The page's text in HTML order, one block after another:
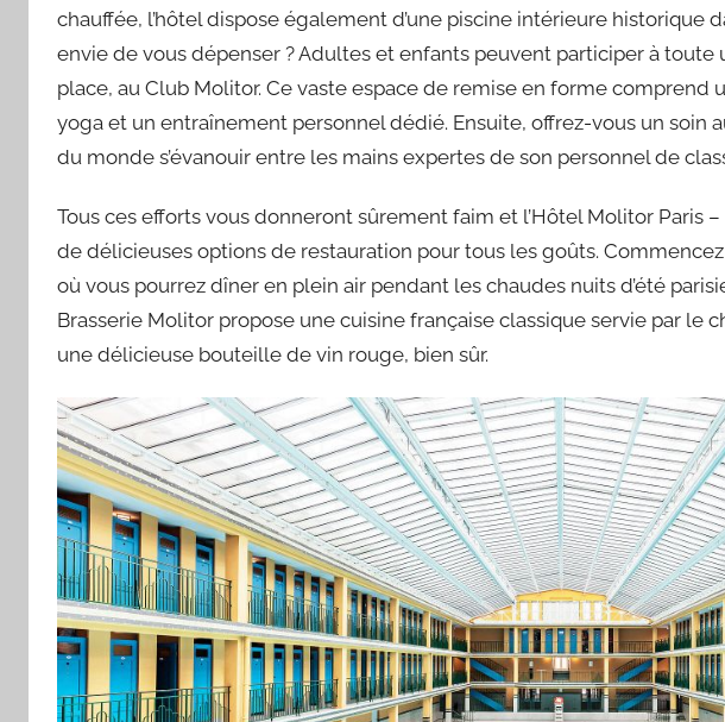
chauffée, l’hôtel dispose également d’une piscine intérieure historique
envie de vous dépenser ? Adultes et enfants peuvent participer à toute
place, au Club Molitor. Ce vaste espace de remise en forme comprend
yoga et un entraînement personnel dédié. Ensuite, offrez-vous un soin
du monde s’évanouir entre les mains expertes de son personnel de
Tous ces efforts vous donneront sûrement faim et l’Hôtel Molitor Paris
de délicieuses options de restauration pour tous les goûts.
où vous pourrez dîner en plein air pendant les chaudes nuits d’été
Brasserie Molitor propose une cuisine française classique servie par le
une délicieuse bouteille de vin rouge, bien sûr.